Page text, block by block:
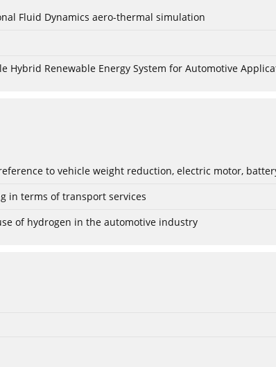
Fluid Dynamics aero-thermal simulation
Renewable Energy System for Automotive
to vehicle weight reduction, electric motor,
in terms of transport services
of hydrogen in the automotive industry